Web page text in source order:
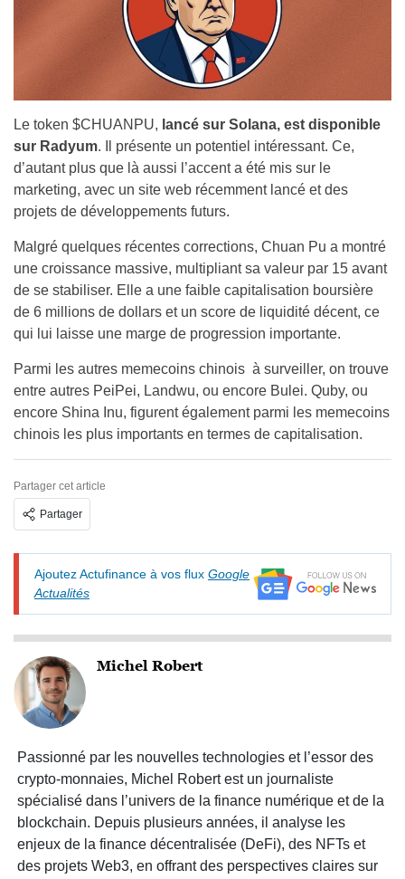
Le token $CHUANPU, lancé sur Solana, est disponible
sur Radyum. Il présente un potentiel intéressant. Ce,
d’autant plus que là aussi l’accent a été mis sur le
marketing, avec un site web récemment lancé et des
projets de développements futurs.
Malgré quelques récentes corrections, Chuan Pu a montré
une croissance massive, multipliant sa valeur par 15 avant
de se stabiliser. Elle a une faible capitalisation boursière
de 6 millions de dollars et un score de liquidité décent, ce
qui lui laisse une marge de progression importante.
Parmi les autres memecoins chinois à surveiller, on trouve
entre autres PeiPei, Landwu, ou encore Bulei. Quby, ou
encore Shina Inu, figurent également parmi les memecoins
chinois les plus importants en termes de capitalisation.
Partager cet article
Partager
Ajoutez Actufinance à vos flux Google
Actualités
Michel Robert
Passionné par les nouvelles technologies et l’essor des
crypto-monnaies, Michel Robert est un journaliste
spécialisé dans l’univers de la finance numérique et de la
blockchain. Depuis plusieurs années, il analyse les
enjeux de la finance décentralisée (DeFi), des NFTs et
des projets Web3, en offrant des perspectives claires sur